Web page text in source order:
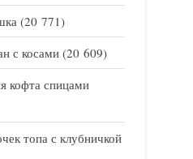
(20 771)
с косами (20 609)
кофта спицами
топа с клубничкой